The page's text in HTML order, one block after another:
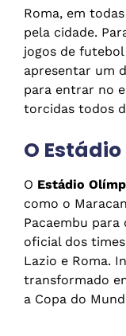
Roma, em
pela cidade.
jogos de
apresentar um
para entrar no
torcidas todos
O
O Estádio
como o
Pacaembu para
oficial dos
Lazio e Roma.
transformado
a Copa do